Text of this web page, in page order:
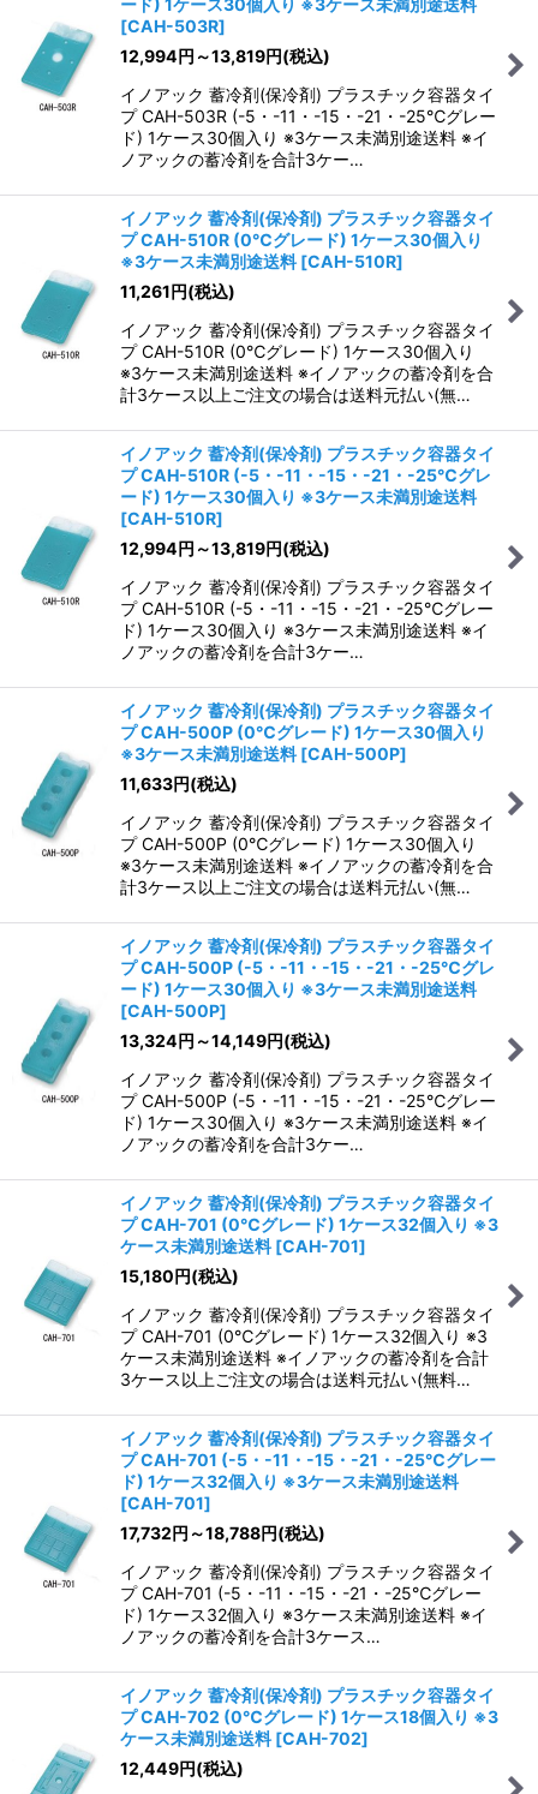
[CAH-503R]
12,994円 ～13,819円(税込)
イノアック 蓄冷剤(保冷剤) プラスチック容器タイ
プ CAH-503R (-5・-11・-15・-21・-25℃グレー
ド) 1ケース30個入り ※3ケース未満別途送料 ※イ
ノアックの蓄冷剤を合計3ケー…
イノアック 蓄冷剤(保冷剤) プラスチック容器タイ
プ CAH-510R (0℃グレード) 1ケース30個入り
※3ケース未満別途送料 [CAH-510R]
11,261円(税込)
イノアック 蓄冷剤(保冷剤) プラスチック容器タイ
プ CAH-510R (0℃グレード) 1ケース30個入り
※3ケース未満別途送料 ※イノアックの蓄冷剤を合
計3ケース以上ご注文の場合は送料元払い(無…
イノアック 蓄冷剤(保冷剤) プラスチック容器タイ
プ CAH-510R (-5・-11・-15・-21・-25℃グレ
ード) 1ケース30個入り ※3ケース未満別途送料
[CAH-510R]
12,994円 ～13,819円(税込)
イノアック 蓄冷剤(保冷剤) プラスチック容器タイ
プ CAH-510R (-5・-11・-15・-21・-25℃グレー
ド) 1ケース30個入り ※3ケース未満別途送料 ※イ
ノアックの蓄冷剤を合計3ケー…
イノアック 蓄冷剤(保冷剤) プラスチック容器タイ
プ CAH-500P (0℃グレード) 1ケース30個入り
※3ケース未満別途送料 [CAH-500P]
11,633円(税込)
イノアック 蓄冷剤(保冷剤) プラスチック容器タイ
プ CAH-500P (0℃グレード) 1ケース30個入り
※3ケース未満別途送料 ※イノアックの蓄冷剤を合
計3ケース以上ご注文の場合は送料元払い(無…
イノアック 蓄冷剤(保冷剤) プラスチック容器タイ
プ CAH-500P (-5・-11・-15・-21・-25℃グレ
ード) 1ケース30個入り ※3ケース未満別途送料
[CAH-500P]
13,324円 ～14,149円(税込)
イノアック 蓄冷剤(保冷剤) プラスチック容器タイ
プ CAH-500P (-5・-11・-15・-21・-25℃グレー
ド) 1ケース30個入り ※3ケース未満別途送料 ※イ
ノアックの蓄冷剤を合計3ケー…
イノアック 蓄冷剤(保冷剤) プラスチック容器タイ
プ CAH-701 (0℃グレード) 1ケース32個入り ※3
ケース未満別途送料 [CAH-701]
15,180円(税込)
イノアック 蓄冷剤(保冷剤) プラスチック容器タイ
プ CAH-701 (0℃グレード) 1ケース32個入り ※3
ケース未満別途送料 ※イノアックの蓄冷剤を合計
3ケース以上ご注文の場合は送料元払い(無料…
イノアック 蓄冷剤(保冷剤) プラスチック容器タイ
プ CAH-701 (-5・-11・-15・-21・-25℃グレー
ド) 1ケース32個入り ※3ケース未満別途送料
[CAH-701]
17,732円 ～18,788円(税込)
イノアック 蓄冷剤(保冷剤) プラスチック容器タイ
プ CAH-701 (-5・-11・-15・-21・-25℃グレー
ド) 1ケース32個入り ※3ケース未満別途送料 ※イ
ノアックの蓄冷剤を合計3ケース…
イノアック 蓄冷剤(保冷剤) プラスチック容器タイ
プ CAH-702 (0℃グレード) 1ケース18個入り ※3
ケース未満別途送料 [CAH-702]
12,449円(税込)